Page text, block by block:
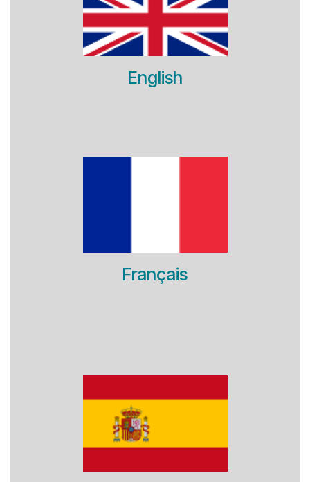
English
Français